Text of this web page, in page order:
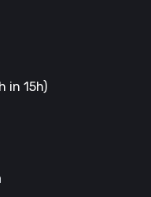
in 15h)